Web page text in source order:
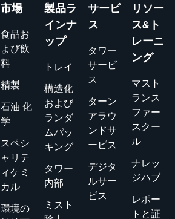
市場
食品お
よび飲
料
精製
石油 化
学
スペシ
ャリテ
ィケミ
カル
環境の
製品ラ
インナ
ップ
トレイ
構造化
および
ランダ
ムパッ
キング
タワー
内部
ミスト
サービ
ス
タワー
サービ
ス
ターン
アラウ
ンドサ
ービス
デジタ
ルサー
ビス
リソー
ス&ト
レーニ
ング
マスト
ランス
ファー
スクー
ル
ナレッ
ジハブ
レポー
トと証